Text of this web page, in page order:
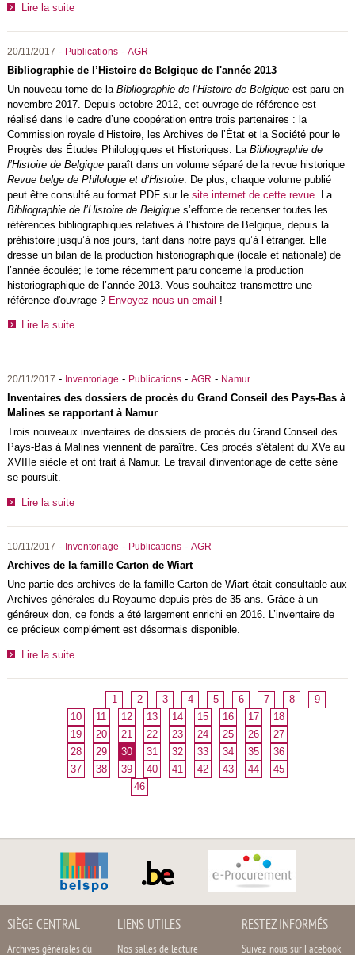
Lire la suite
20/11/2017 - Publications- AGR
Bibliographie de l’Histoire de Belgique de l'année 2013
Un nouveau tome de la Bibliographie de l’Histoire de Belgiqueest paru en
novembre 2017. Depuis octobre 2012, cet ouvrage de référence est
réalisé dans le cadre d’une coopération entre trois partenaires : la
Commission royale d’Histoire, les Archives de l’État et la Société pour le
Progrès des Études Philologiques et Historiques. La Bibliographie de
l’Histoire de Belgiqueparaît dans un volume séparé de la revue historique
Revue belge de Philologie et d’Histoire. De plus, chaque volume publié
peut être consulté au format PDF sur le site internet de cette revue. La
Bibliographie de l’Histoire de Belgique s’efforce de recenser toutes les
références bibliographiques relatives à l’histoire de Belgique, depuis la
préhistoire jusqu’à nos jours, tant dans notre pays qu’à l’étranger. Elle
dresse un bilan de la production historiographique (locale et nationale) de
l’année écoulée; le tome récemment paru concerne la production
historiographique de l’année 2013. Vous souhaitez transmettre une
référence d'ouvrage ? Envoyez-nous un email !
Lire la suite
20/11/2017 - Inventoriage - Publications- AGR - Namur
Inventaires des dossiers de procès du Grand Conseil des Pays-Bas à
Malines se rapportant à Namur
Trois nouveaux inventaires de dossiers de procès du Grand Conseil des
Pays-Bas à Malines viennent de paraître. Ces procès s'étalent du XVe au
XVIIIe siècle et ont trait à Namur. Le travail d'inventoriage de cette série
se poursuit.
Lire la suite
10/11/2017 - Inventoriage - Publications- AGR
Archives de la famille Carton de Wiart
Une partie des archives de la famille Carton de Wiart était consultable aux
Archives générales du Royaume depuis près de 35 ans. Grâce à un
généreux don, ce fonds a été largement enrichi en 2016. L’inventaire de
ce précieux complément est désormais disponible.
Lire la suite
1 2 3 4 5 6 7 8
9
10
11 12 13 14 15 16 17
18
19
20 21 22 23 24 25 26
27
28
29 30 31 32 33 34 35
36
37
38 39 40 41 42 43 44
45
46
SIÈGE CENTRAL
Archives générales du
LIENS UTILES
Nos salles de lecture
RESTEZ INFORMÉS
Suivez-nous sur Facebook